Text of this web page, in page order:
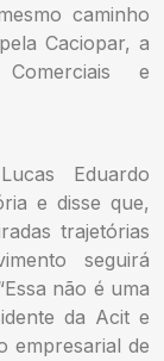
caminho
Caciopar, a
e
Eduardo
e disse que,
trajetórias
seguirá
não é uma
da Acit e
empresarial de